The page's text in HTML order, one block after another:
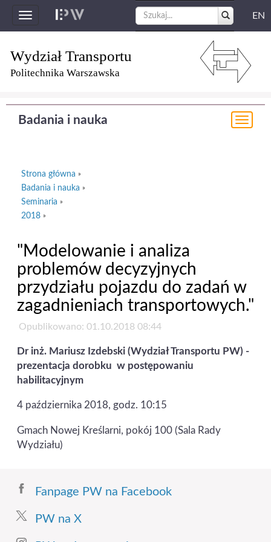
Toggle
navigation
EN
Wydział Transportu
Politechnika Warszawska
Badania i nauka
Strona główna »
Badania i nauka »
Seminaria »
2018 »
"Modelowanie i analiza
problemów decyzyjnych
przydziału pojazdu do zadań w
zagadnieniach transportowych."
Opublikowano: 01.10.2018 08:44
Dr inż. Mariusz Izdebski (Wydział Transportu PW) -
prezentacja dorobku w postępowaniu
habilitacyjnym
4 października 2018, godz. 10:15
Gmach Nowej Kreślarni, pokój 100 (Sala Rady
Wydziału)
Fanpage PW na Facebook
PW na X